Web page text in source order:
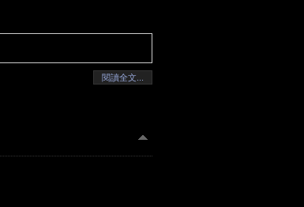
閱讀全文...